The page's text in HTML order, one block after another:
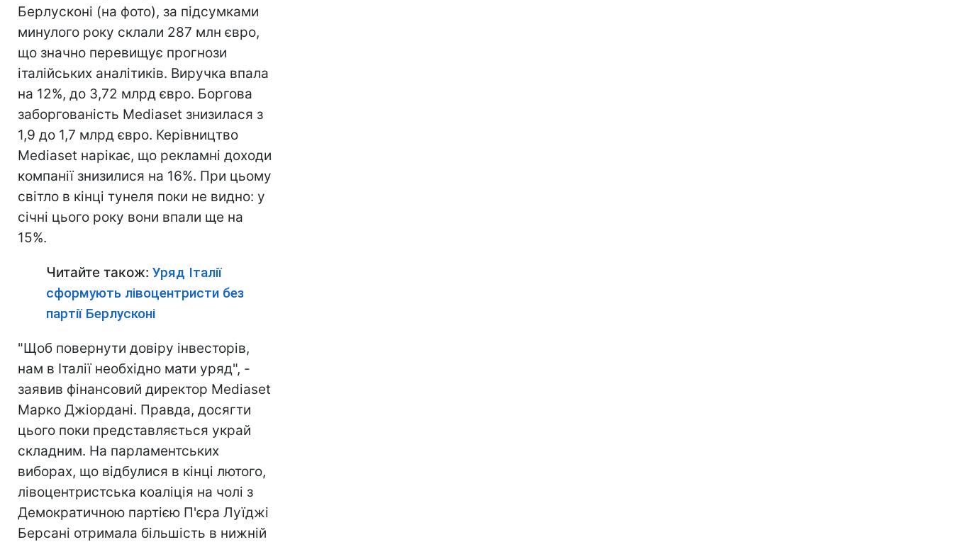
Берлусконі (на фото), за підсумками
минулого року склали 287 млн євро,
що значно перевищує прогнози
італійських аналітиків. Виручка впала
на 12%, до 3,72 млрд євро. Боргова
заборгованість Mediaset знизилася з
1,9 до 1,7 млрд євро. Керівництво
Mediaset нарікає, що рекламні доходи
компанії знизилися на 16%. При цьому
світло в кінці тунеля поки не видно: у
січні цього року вони впали ще на
15%.
Читайте також: Уряд Італії
сформують лівоцентристи без
партії Берлусконі
"Щоб повернути довіру інвесторів,
нам в Італії необхідно мати уряд", -
заявив фінансовий директор Mediaset
Марко Джіордані. Правда, досягти
цього поки представляється украй
складним. На парламентських
виборах, що відбулися в кінці лютого,
лівоцентристська коаліція на чолі з
Демократичною партією П'єра Луїджі
Берсані отримала більшість в нижній